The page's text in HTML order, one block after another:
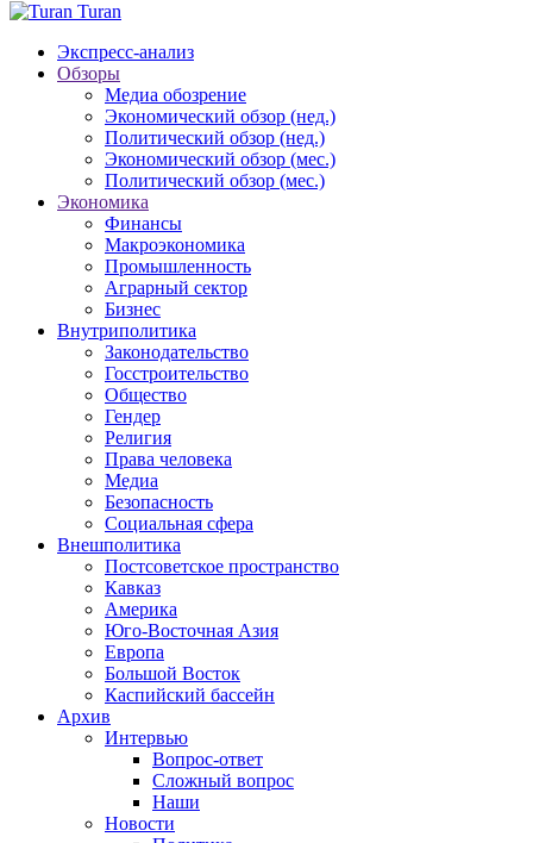
Turan
Экспресс-анализ
Обзоры
Медиа обозрение
Экономический обзор (нед.)
Политический обзор (нед.)
Экономический обзор (мес.)
Политический обзор (мес.)
Экономика
Финансы
Макроэкономика
Промышленность
Аграрный сектор
Бизнес
Внутриполитика
Законодательство
Госстроительство
Общество
Гендер
Религия
Права человека
Медиа
Безопасность
Социальная сфера
Внешполитика
Постсоветское пространство
Кавказ
Америка
Юго-Восточная Азия
Европа
Большой Восток
Каспийский бассейн
Архив
Интервью
Вопрос-ответ
Сложный вопрос
Наши
Новости